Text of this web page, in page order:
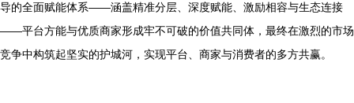
导的全面赋能体系——涵盖精准分层、深度赋能、激励相容与生态连接
——平台方能与优质商家形成牢不可破的价值共同体，最终在激烈的市场
竞争中构筑起坚实的护城河，实现平台、商家与消费者的多方共赢。